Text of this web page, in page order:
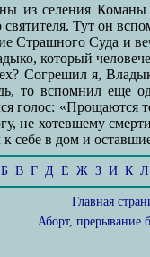
из селения
Тут он
Страшного Суда и
который
Согрешил я,
то вспомнил
«Прощаются
не хотевшему
к себе в дом и
Б В Г Д Е Ж З И К Л
Главная
Аборт, прерывание